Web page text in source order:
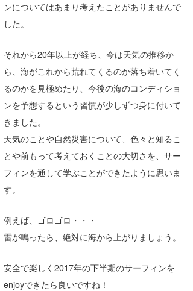
ンについてはあまり考えたことがありませんで
した。
それから20年以上が経ち、今は天気の推移か
ら、海がこれから荒れてくるのか落ち着いてく
るのかを見極めたり、今後の海のコンディショ
ンを予想するという習慣が少しずつ身に付いて
きました。
天気のことや自然災害について、色々と知るこ
とや前もって考えておくことの大切さを、サー
フィンを通して学ぶことができたように思いま
す。
例えば、ゴロゴロ・・・
雷が鳴ったら、絶対に海から上がりましょう。
安全で楽しく2017年の下半期のサーフィンを
enjoyできたら良いですね！
Soulman
waka☆=
YUKI☆
たっちー
まっきー
三輪予報士
唐澤予報士